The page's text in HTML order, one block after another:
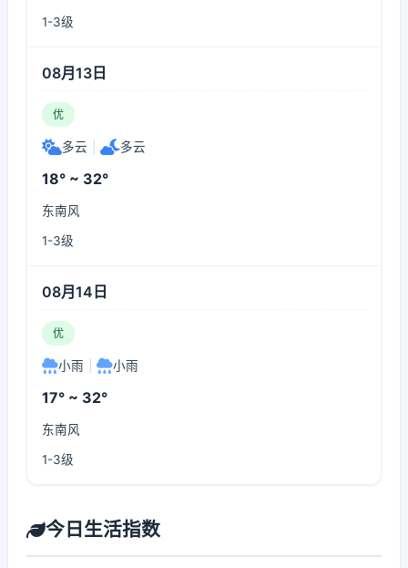
1-3级
08月13日
优
多云 多云
18° ~ 32°
东南风
1-3级
08月14日
优
小雨 小雨
17° ~ 32°
东南风
1-3级
今日生活指数